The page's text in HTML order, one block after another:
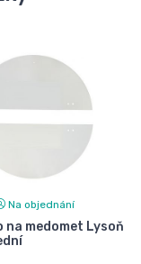
Na objednání
na medomet Lysoň